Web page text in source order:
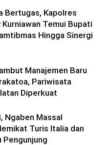
Bertugas, Kapolres
Kurniawan Temui Bupati
Hingga Sinergi
Manajemen Baru
Pariwisata
Diperkuat
Ngaben Massal
Turis Italia dan
Pengunjung